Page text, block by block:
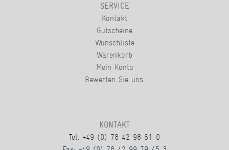
SERVICE
Kontakt
Gutscheine
Wunschliste
Warenkorb
Mein Konto
Bewerten Sie uns.
KONTAKT
Tel: +49 (0) 78 42 98 61 0